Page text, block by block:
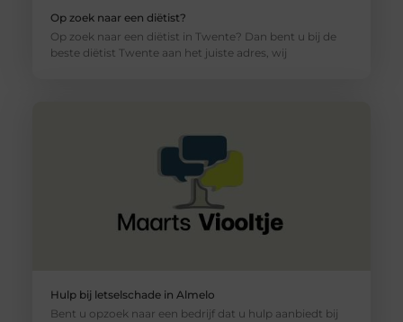
Op zoek naar een diëtist?
Op zoek naar een diëtist in Twente? Dan bent u bij de
beste diëtist Twente aan het juiste adres, wij
Hulp bij letselschade in Almelo
Bent u opzoek naar een bedrijf dat u hulp aanbiedt bij